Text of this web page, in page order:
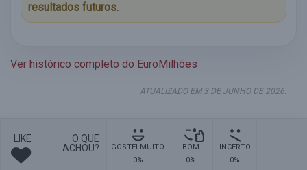
resultados futuros.
Ver histórico completo do EuroMilhões
ATUALIZADO EM 3 DE JUNHO DE 2026.
LIKE
O QUE
ACHOU?
GOSTEI MUITO
0%
BOM
0%
INCERTO
0%